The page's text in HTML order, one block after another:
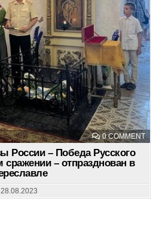
0 COMMENT
В
России – Победа Русского
– отпразднован в
28.08.2023